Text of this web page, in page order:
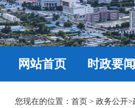
网站首页 时政要闻
您现在的位置： 首页 > 政务公开>